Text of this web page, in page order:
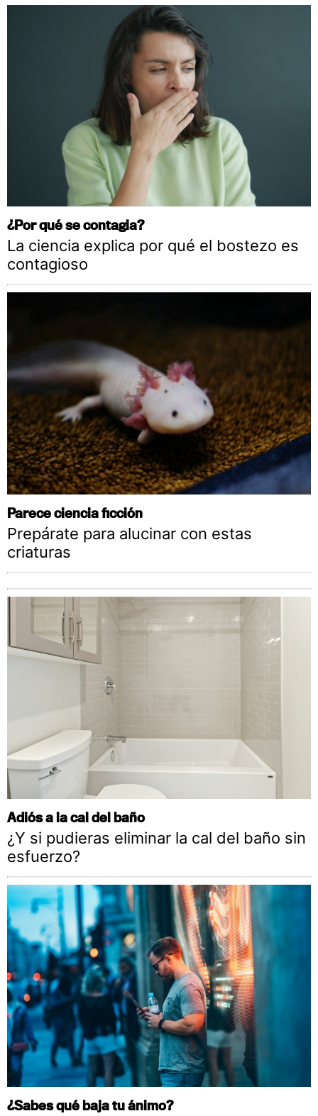
¿Por qué se contagia?
La ciencia explica por qué el bostezo es
contagioso
Parece ciencia ficción
Prepárate para alucinar con estas
criaturas
Adiós a la cal del baño
¿Y si pudieras eliminar la cal del baño sin
esfuerzo?
¿Sabes qué baja tu ánimo?